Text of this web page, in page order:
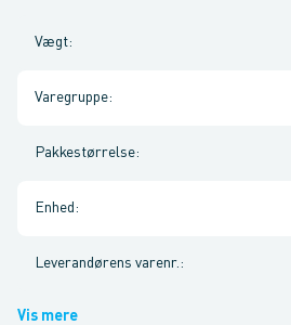
Vægt:
Varegruppe:
Pakkestørrelse:
Enhed :
Leverandørens varenr. :
Vis mere